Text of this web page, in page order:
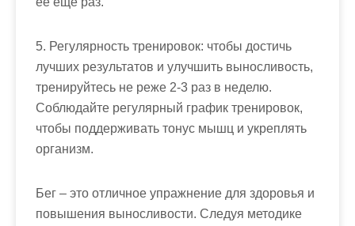
5. Регулярность тренировок: чтобы достичь
лучших результатов и улучшить выносливость,
тренируйтесь не реже 2-3 раз в неделю.
Соблюдайте регулярный график тренировок,
чтобы поддерживать тонус мышц и укреплять
организм.
Бег – это отличное упражнение для здоровья и
повышения выносливости. Следуя методике